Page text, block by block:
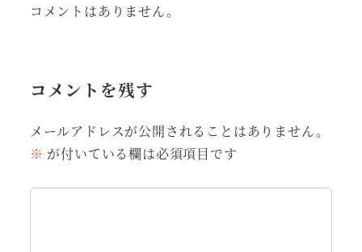
コメントはありません。
コメントを残す
メールアドレスが公開されることはありません。
※ が付いている欄は必須項目です